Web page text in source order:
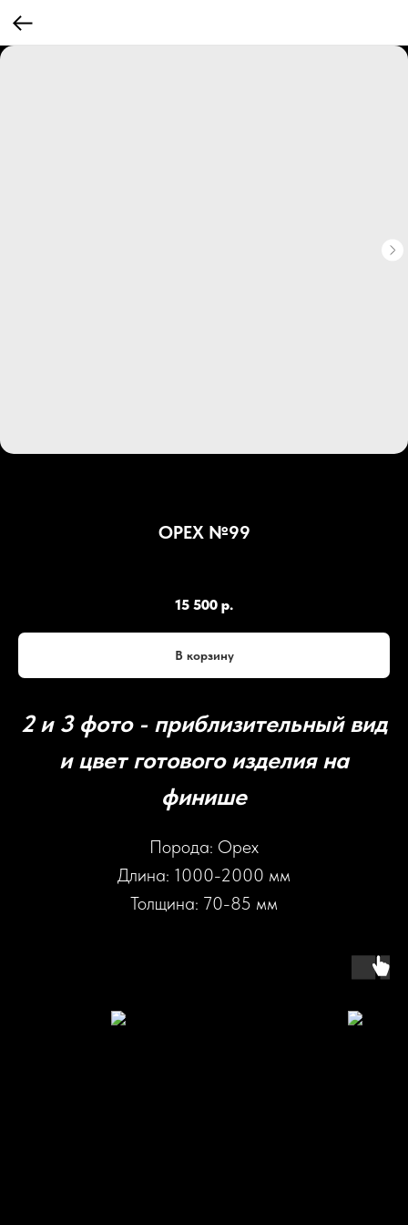
ОРЕХ №99
15 500 р.
В корзину
2 и 3 фото - приблизительный вид
и цвет готового изделия на
финише
Порода: Орех
Длина: 1000-2000 мм
Толщина: 70-85 мм